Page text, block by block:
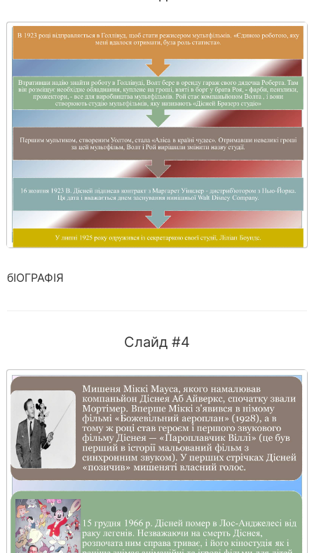
бІОГРАФІЯ
Слайд #4